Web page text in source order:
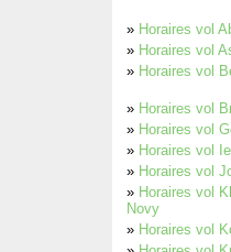
» Horaires vol
» Horaires vol
» Horaires vol
» Horaires vol
» Horaires vol
» Horaires vol
» Horaires vol
» Horaires vol
Novy
» Horaires vol